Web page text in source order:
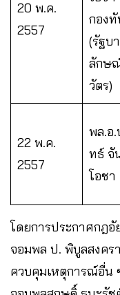
20 พ.ค.
2557
กอง
(รัฐบ
ลักษ
วัตร)
22 พ.ค.
2557
พล.อ.
ทธ์ จั
โอชา
โดยการประกาศกฎอั
จอมพล ป. พิบูลสงคร
ควบคุมเหตุการณ์อื่น